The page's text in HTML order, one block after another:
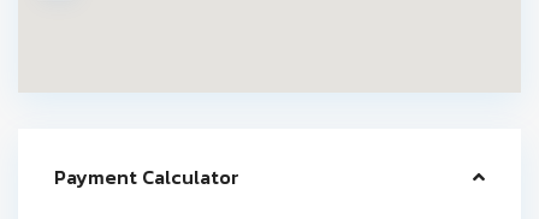
Payment Calculator